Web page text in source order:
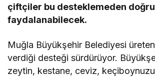
çiftçiler bu desteklemeden
faydalanabilecek.
Muğla Büyükşehir Belediyesi
verdiği desteği sürdürüyor.
zeytin, kestane, ceviz,